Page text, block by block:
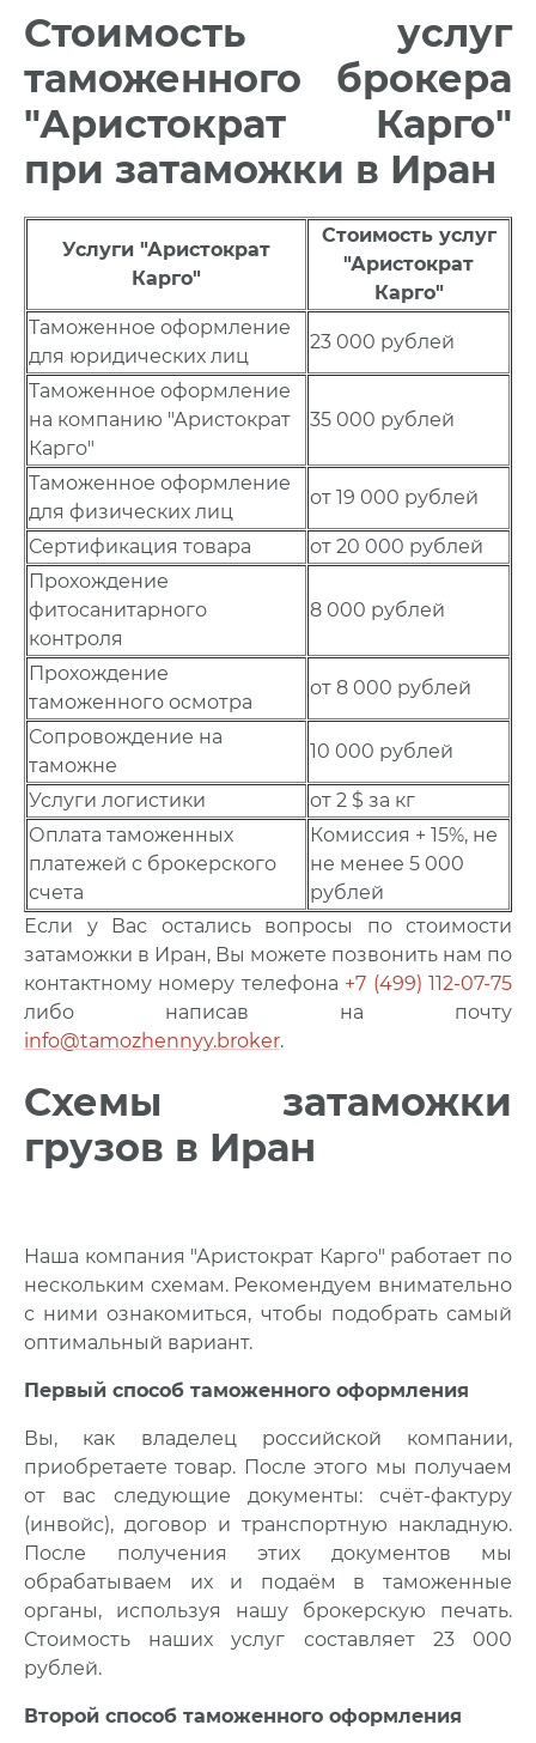
Стоимость услуг
таможенного брокера
"Аристократ Карго"
при затаможки в Иран
Услуги "Аристократ
Карго"
Стоимость услуг
"Аристократ
Карго"
Таможенное оформление
для юридических лиц
23 000 рублей
Таможенное оформление
на компанию "Аристократ
Карго"
35 000 рублей
Таможенное оформление
для физических лиц
от 19 000 рублей
Сертификация товара
от 20 000 рублей
Прохождение
фитосанитарного
контроля
8 000 рублей
Прохождение
таможенного осмотра
от 8 000 рублей
Сопровождение на
таможне
10 000 рублей
Услуги логистики
от 2 $ за кг
Оплата таможенных
платежей с брокерского
счета
Комиссия + 15%, не
не менее 5 000
рублей
Если у Вас остались вопросы по стоимости
затаможки в Иран, Вы можете позвонить нам по
контактному номеру телефона +7 (499) 112-07-75
либо написав на почту
info@tamozhennyy.broker.
Схемы затаможки
грузов в Иран
Наша компания "Аристократ Карго" работает по
нескольким схемам. Рекомендуем внимательно
с ними ознакомиться, чтобы подобрать самый
оптимальный вариант.
Первый способ таможенного оформления
Вы, как владелец российской компании,
приобретаете товар. После этого мы получаем
от вас следующие документы: счёт-фактуру
(инвойс), договор и транспортную накладную.
После получения этих документов мы
обрабатываем их и подаём в таможенные
органы, используя нашу брокерскую печать.
Стоимость наших услуг составляет 23 000
рублей.
Второй способ таможенного оформления